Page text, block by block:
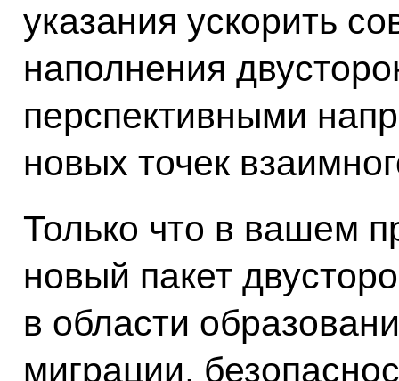
указания ускорить
наполнения
перспективными
новых точек
Только что в вашем
новый пакет
в области
миграции,